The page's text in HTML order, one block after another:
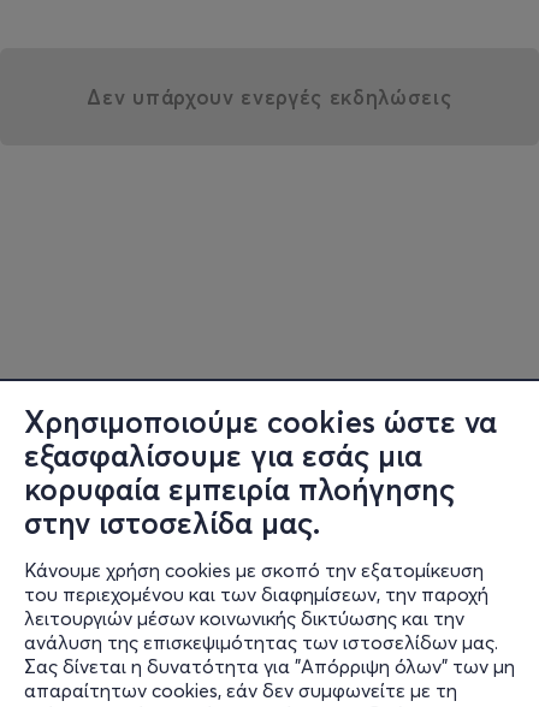
Χρησιμοποιούμε cookies ώστε να
εξασφαλίσουμε για εσάς μια
κορυφαία εμπειρία πλοήγησης
στην ιστοσελίδα μας.
Κάνουμε χρήση cookies με σκοπό την εξατομίκευση
του περιεχομένου και των διαφημίσεων, την παροχή
λειτουργιών μέσων κοινωνικής δικτύωσης και την
ανάλυση της επισκεψιμότητας των ιστοσελίδων μας.
Σας δίνεται η δυνατότητα για "Απόρριψη όλων" των μη
απαραίτητων cookies, εάν δεν συμφωνείτε με τη
Δεν υπάρχουν ενεργές εκδηλώσεις